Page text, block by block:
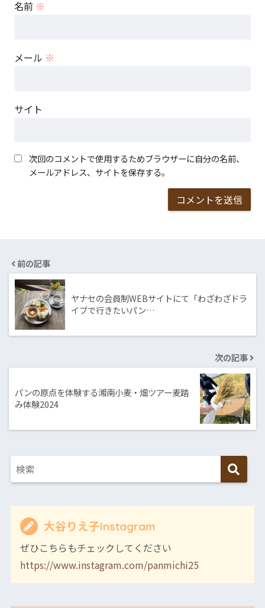
名前 ※
メール ※
サイト
次回のコメントで使用するためブラウザーに自分の名前、
メールアドレス、サイトを保存する。
前の記事
ヤナセの会員制WEBサイトにて「わざわざドラ
イブで行きたいパン…
次の記事
パンの原点を体験する湘南小麦・畑ツアー麦踏
み体験2024
大谷りえ子Instagram
ぜひこちらもチェックしてください
https://www.instagram.com/panmichi25